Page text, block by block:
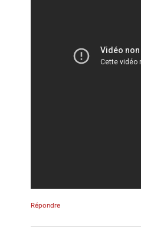
Répondre